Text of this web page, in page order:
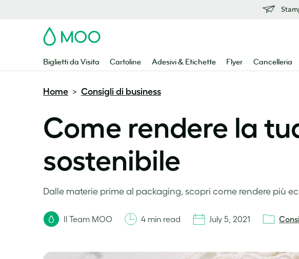
MOO
Biglietti da Visita Cartoline Adesivi & Etichette Flyer Cancelleria
Home > Consigli di business
Come rendere la
sostenibile
Dalle materie prime al packaging, scopri come rendere più
Il Team MOO 4 min read July 5, 2021